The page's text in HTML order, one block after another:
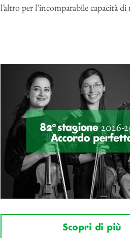
l’altro per l’incomparabile capacità
Scopri di più